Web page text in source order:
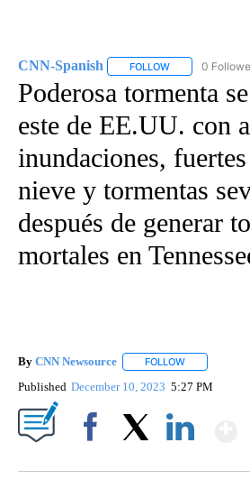
CNN-Spanish FOLLOW FOLLOW
0
Poderosa tormenta
este de EE.UU. con
inundaciones,
nieve y tormentas
después de generar
mortales en
By CNN Newsource FOLLOW
Published December 10, 2023 5:27 PM